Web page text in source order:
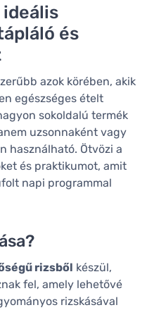
és
azok körében, akik
egészséges ételt
sokoldalú termék
uzsonnaként vagy
használható. Ötvözi a
és praktikumot, amit
napi programmal
rizsből készül,
fel, amely lehetővé
rizskásával